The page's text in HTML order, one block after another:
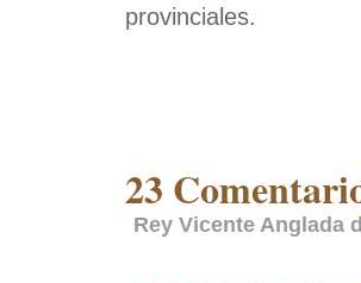
provinciales.
23
Rey Vicente Anglada